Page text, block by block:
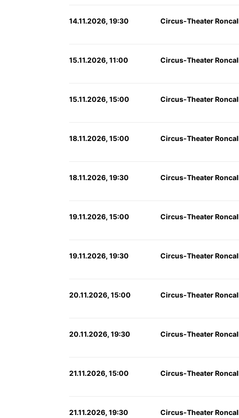
14.11.2026, 19:30 Circus-Theater
15.11.2026, 11:00 Circus-Theater
15.11.2026, 15:00 Circus-Theater
18.11.2026, 15:00 Circus-Theater
18.11.2026, 19:30 Circus-Theater
19.11.2026, 15:00 Circus-Theater
19.11.2026, 19:30 Circus-Theater
20.11.2026, 15:00 Circus-Theater
20.11.2026, 19:30 Circus-Theater
21.11.2026, 15:00 Circus-Theater
21.11.2026, 19:30 Circus-Theater